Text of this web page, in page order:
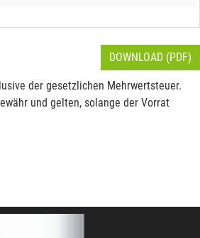
DOWNLOAD (PDF)
der gesetzlichen Mehrwertsteuer.
und gelten, solange der Vorrat